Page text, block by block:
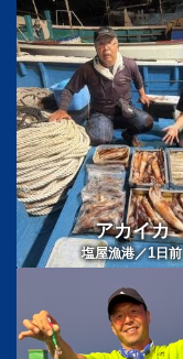
アカイカ
塩屋漁港／1日前